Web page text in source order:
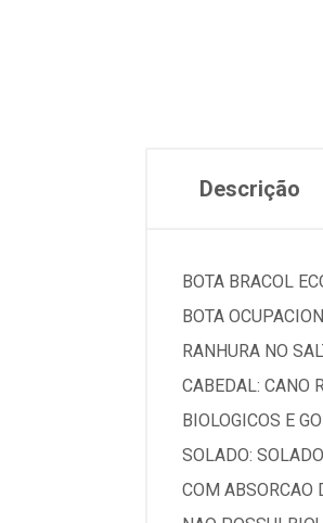
Descrição
BOTA BRACOL
BOTA
RANHURA NO
CABEDAL: CANO
BIOLOGICOS E
SOLADO:
COM ABSORCAO